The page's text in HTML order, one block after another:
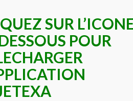
SUR
POUR